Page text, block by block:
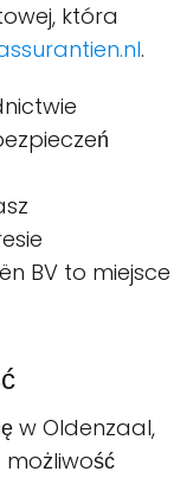
która
.
BV to miejsce
w Oldenzaal,
możliwość